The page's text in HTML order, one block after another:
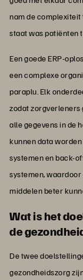
nam de
staat was patiënten
Een goede ERP-
een complexe
paraplu. Elk
zodat zorgverleners
alle gegevens in de
kunnen data
systemen en back-
systemen,
middelen beter
Wat is het
de
De twee
gezondheidszorg